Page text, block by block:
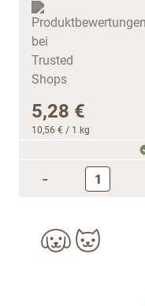
5,28 €
10,56 € / 1 kg
-